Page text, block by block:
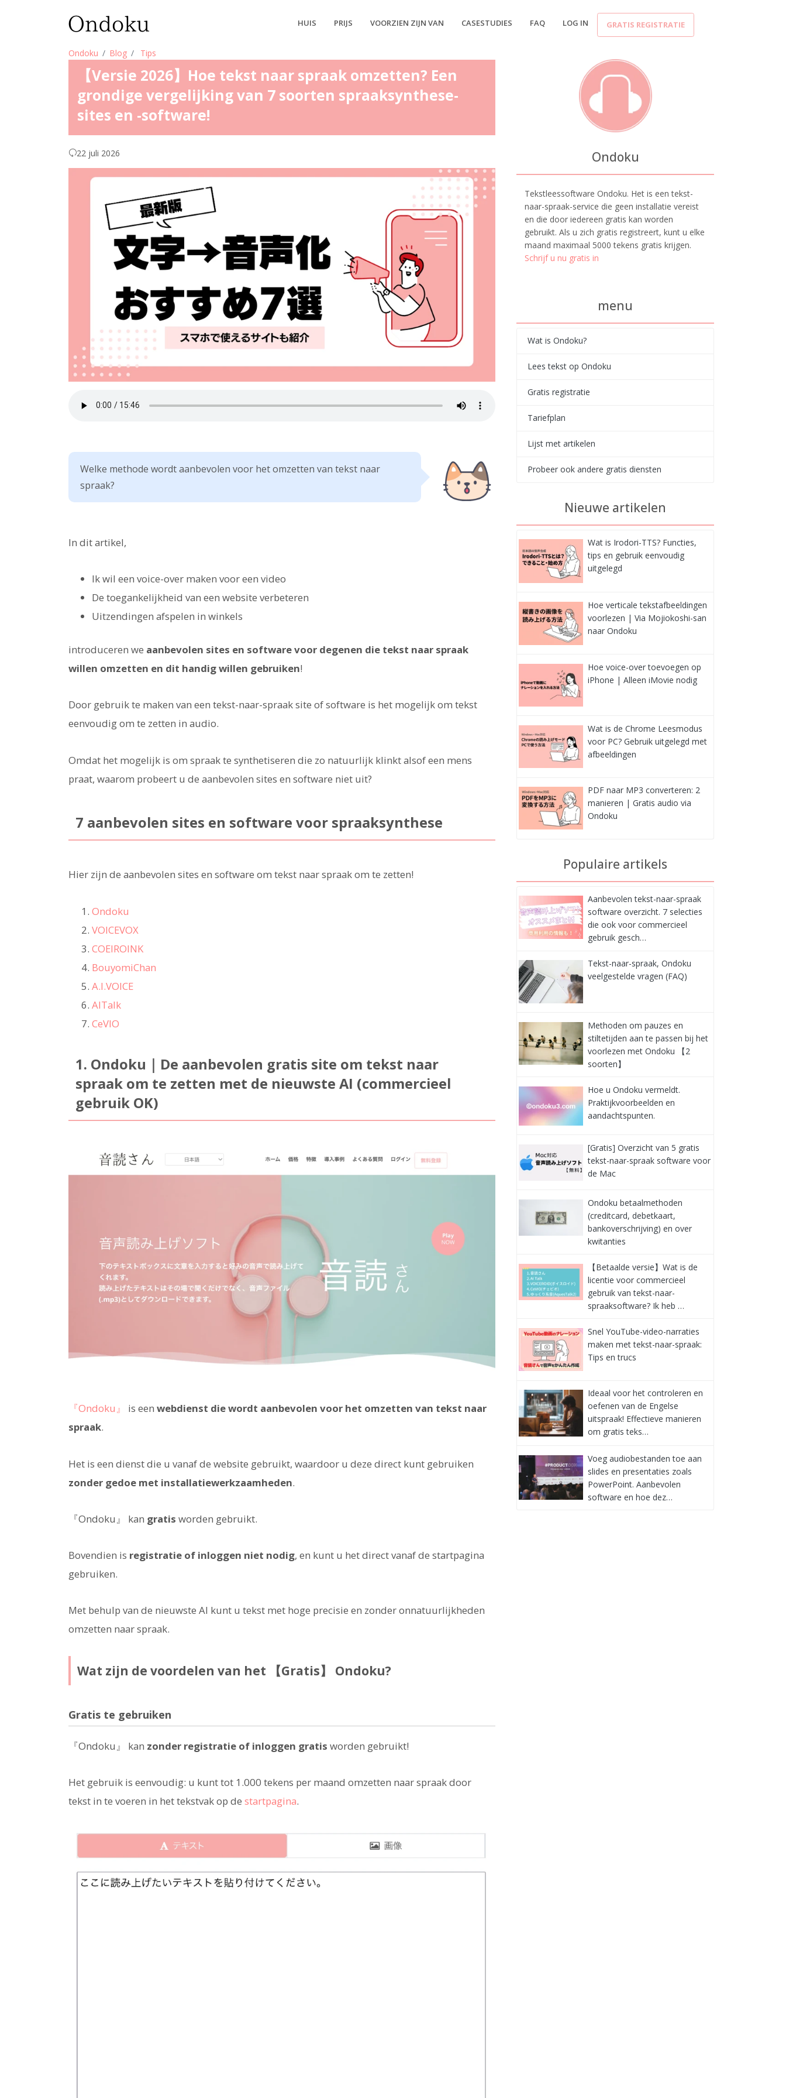
HUIS PRIJS VOORZIEN ZIJN VAN CASESTUDIES FAQ LOG IN GRATIS REGISTRATIE
Ondoku Blog Tips
【Versie 2026】Hoe tekst naar spraak omzetten? Een
grondige vergelijking van 7 soorten spraaksynthese-
sites en -software!
22 juli 2026
Welke methode wordt aanbevolen voor het omzetten van tekst naar
spraak?
In dit artikel,
Ik wil een voice-over maken voor een video
De toegankelijkheid van een website verbeteren
Uitzendingen afspelen in winkels
introduceren we aanbevolen sites en software voor degenen die tekst naar spraak
willen omzetten en dit handig willen gebruiken!
Door gebruik te maken van een tekst-naar-spraak site of software is het mogelijk om tekst
eenvoudig om te zetten in audio.
Omdat het mogelijk is om spraak te synthetiseren die zo natuurlijk klinkt alsof een mens
praat, waarom probeert u de aanbevolen sites en software niet uit?
7 aanbevolen sites en software voor spraaksynthese
Hier zijn de aanbevolen sites en software om tekst naar spraak om te zetten!
Ondoku
VOICEVOX
COEIROINK
BouyomiChan
A.I.VOICE
AITalk
CeVIO
1. Ondoku｜De aanbevolen gratis site om tekst naar
spraak om te zetten met de nieuwste AI (commercieel
gebruik OK)
『Ondoku』 is een webdienst die wordt aanbevolen voor het omzetten van tekst naar
spraak.
Het is een dienst die u vanaf de website gebruikt, waardoor u deze direct kunt gebruiken
zonder gedoe met installatiewerkzaamheden.
『Ondoku』 kan gratis worden gebruikt.
Bovendien is registratie of inloggen niet nodig, en kunt u het direct vanaf de startpagina
gebruiken.
Met behulp van de nieuwste AI kunt u tekst met hoge precisie en zonder onnatuurlijkheden
omzetten naar spraak.
Wat zijn de voordelen van het 【Gratis】 Ondoku?
Gratis te gebruiken
『Ondoku』 kan zonder registratie of inloggen gratis worden gebruikt!
Het gebruik is eenvoudig: u kunt tot 1.000 tekens per maand omzetten naar spraak door
tekst in te voeren in het tekstvak op de startpagina.
Ondoku
Tekstleessoftware Ondoku. Het is een tekst-
naar-spraak-service die geen installatie vereist
en die door iedereen gratis kan worden
gebruikt. Als u zich gratis registreert, kunt u elke
maand maximaal 5000 tekens gratis krijgen.
Schrijf u nu gratis in
menu
Wat is Ondoku?
Lees tekst op Ondoku
Gratis registratie
Tariefplan
Lijst met artikelen
Probeer ook andere gratis diensten
Nieuwe artikelen
Wat is Irodori-TTS? Functies,
tips en gebruik eenvoudig
uitgelegd
Hoe verticale tekstafbeeldingen
voorlezen | Via Mojiokoshi-san
naar Ondoku
Hoe voice-over toevoegen op
iPhone | Alleen iMovie nodig
Wat is de Chrome Leesmodus
voor PC? Gebruik uitgelegd met
afbeeldingen
PDF naar MP3 converteren: 2
manieren | Gratis audio via
Ondoku
Populaire artikels
Aanbevolen tekst-naar-spraak
software overzicht. 7 selecties
die ook voor commercieel
gebruik gesch…
Tekst-naar-spraak, Ondoku
veelgestelde vragen (FAQ)
Methoden om pauzes en
stiltetijden aan te passen bij het
voorlezen met Ondoku 【2
soorten】
Hoe u Ondoku vermeldt.
Praktijkvoorbeelden en
aandachtspunten.
[Gratis] Overzicht van 5 gratis
tekst-naar-spraak software voor
de Mac
Ondoku betaalmethoden
(creditcard, debetkaart,
bankoverschrijving) en over
kwitanties
【Betaalde versie】Wat is de
licentie voor commercieel
gebruik van tekst-naar-
spraaksoftware? Ik heb …
Snel YouTube-video-narraties
maken met tekst-naar-spraak:
Tips en trucs
Ideaal voor het controleren en
oefenen van de Engelse
uitspraak! Effectieve manieren
om gratis teks…
Voeg audiobestanden toe aan
slides en presentaties zoals
PowerPoint. Aanbevolen
software en hoe dez…